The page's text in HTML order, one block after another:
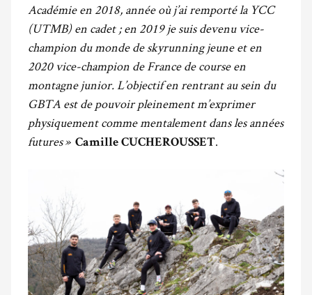
Académie en 2018, année où j’ai remporté la YCC
(UTMB) en cadet ; en 2019 je suis devenu vice-
champion du monde de skyrunning jeune et en
2020 vice-champion de France de course en
montagne junior. L’objectif en rentrant au sein du
GBTA est de pouvoir pleinement m’exprimer
physiquement comme mentalement dans les années
futures » Camille CUCHEROUSSET.